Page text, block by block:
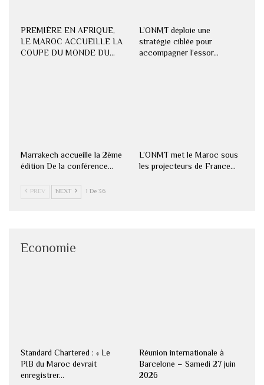
PREMIÈRE EN AFRIQUE,
LE MAROC ACCUEILLE LA
COUPE DU MONDE DU…
L’ONMT déploie une
stratégie ciblée pour
accompagner l’essor…
Marrakech accueille la 2ème
édition De la conférence…
L’ONMT met le Maroc sous
les projecteurs de France…
PREV NEXT 1 De 36
Economie
Standard Chartered : « Le
PIB du Maroc devrait
enregistrer…
Réunion internationale à
Barcelone – Samedi 27 juin
2026